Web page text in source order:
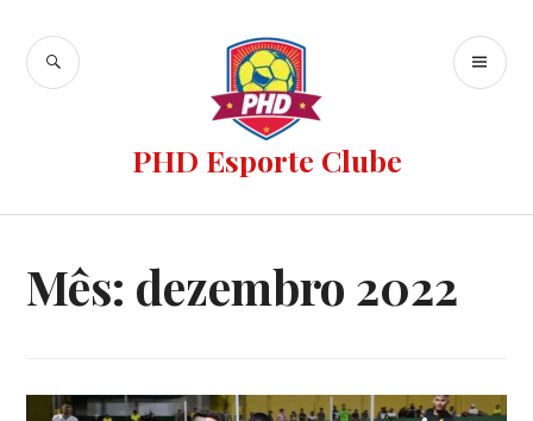
PHD Esporte Clube
Mês: dezembro 2022